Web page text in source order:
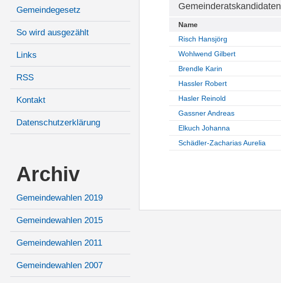
Gemeindegesetz
So wird ausgezählt
Links
RSS
Kontakt
Datenschutzerklärung
Archiv
Gemeindewahlen 2019
Gemeindewahlen 2015
Gemeindewahlen 2011
Gemeindewahlen 2007
Gemeinderatskandidaten
Name
Risch Hansjörg
Wohlwend Gilbert
Brendle Karin
Hassler Robert
Hasler Reinold
Gassner Andreas
Elkuch Johanna
Schädler-Zacharias Aurelia